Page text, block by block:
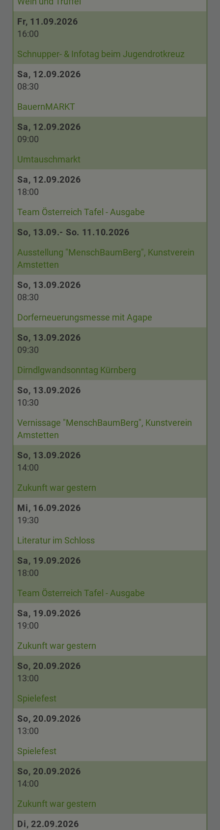
Fr, 11.09.2026
16:00
Schnupper- & Infotag beim Jugendrotkreuz
Sa, 12.09.2026
08:30
BauernMARKT
Sa, 12.09.2026
09:00
Umtauschmarkt
Sa, 12.09.2026
18:00
Team Österreich Tafel - Ausgabe
So, 13.09.- So. 11.10.2026
Ausstellung "MenschBaumBerg", Kunstverein
Amstetten
So, 13.09.2026
08:30
Dorferneuerungsmesse mit Agape
So, 13.09.2026
09:30
Dirndlgwandsonntag Kürnberg
So, 13.09.2026
10:30
Vernissage "MenschBaumBerg", Kunstverein
Amstetten
So, 13.09.2026
14:00
Zukunft war gestern
Mi, 16.09.2026
19:30
Literatur im Schloss
Sa, 19.09.2026
18:00
Team Österreich Tafel - Ausgabe
Sa, 19.09.2026
19:00
Zukunft war gestern
So, 20.09.2026
13:00
Spielefest
So, 20.09.2026
13:00
Spielefest
So, 20.09.2026
14:00
Zukunft war gestern
Di, 22.09.2026